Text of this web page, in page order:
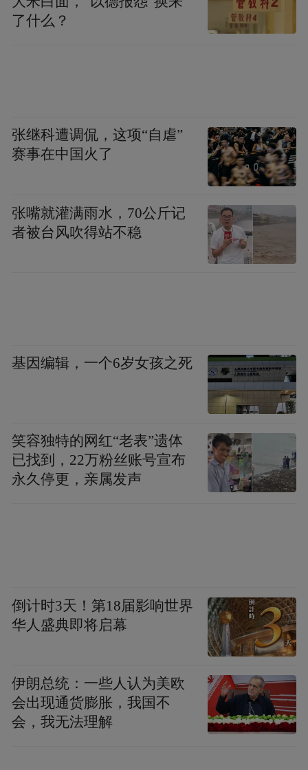
了什么？
张继科遭调侃，这项“自虐”
赛事在中国火了
张嘴就灌满雨水，70公斤记
者被台风吹得站不稳
基因编辑，一个6岁女孩之死
笑容独特的网红“老表”遗体
已找到，22万粉丝账号宣布
永久停更，亲属发声
倒计时3天！第18届影响世界
华人盛典即将启幕
伊朗总统：一些人认为美欧
会出现通货膨胀，我国不
会，我无法理解